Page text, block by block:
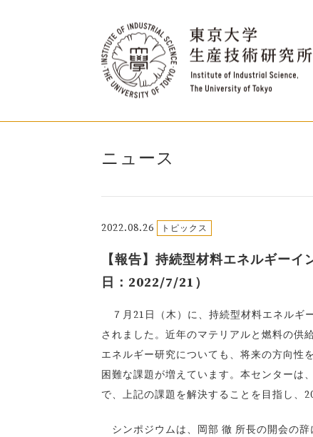
ニュース
2022.08.26 トピックス
【報告】持続型材料エネルギー
日：2022/7/21）
７月21日（木）に、持続型材料エネルギ
されました。近年のマテリアルと燃料の供
エネルギー研究についても、将来の方向性
困難な課題が増えています。本センターは
で、上記の課題を解決することを目指し、
シンポジウムは、岡部 徹 所長の開会の辞